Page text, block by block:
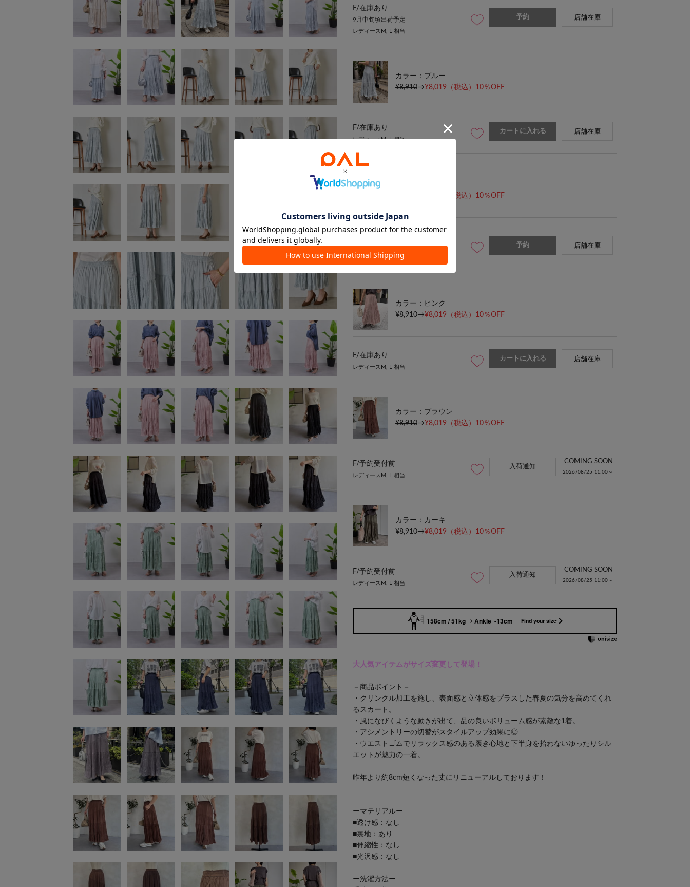
F/在庫あり
9月中旬頃出荷予定
レディースM, L 相当
予約 店舗在庫
カラー：ブルー
¥8,910→¥8,019 （税込）10％OFF
F/在庫あり
レディースM, L 相当
カートに入れる 店舗在庫
（税込）10％OFF
在庫あり
9月中旬頃出荷予定
レディースM, L 相当
予約 店舗在庫
カラー：ピンク
¥8,910→¥8,019 （税込）10％OFF
F/在庫あり
レディースM, L 相当
カートに入れる 店舗在庫
カラー：ブラウン
¥8,910→¥8,019 （税込）10％OFF
F/予約受付前
レディースM, L 相当
入荷通知
COMING SOON
2026/08/25 11:00～
カラー：カーキ
¥8,910→¥8,019 （税込）10％OFF
F/予約受付前
レディースM, L 相当
入荷通知
COMING SOON
2026/08/25 11:00～
158cm / 51kg Ankle -13cm Find your size
大人気アイテムがサイズ変更して登場！
－商品ポイント－
・クリンクル加工を施し、表面感と立体感をプラスした春夏の気分を高めてくれ
るスカート。
・風になびくような動きが出て、品の良いボリューム感が素敵な1着。
・アシメントリーの切替がスタイルアップ効果に◎
・ウエストゴムでリラックス感のある履き心地と下半身を拾わないゆったりシル
エットが魅力の一着。
昨年より約8cm短くなった丈にリニューアルしております！
ーマテリアルー
■透け感：なし
■裏地：あり
■伸縮性：なし
■光沢感：なし
ー洗濯方法ー